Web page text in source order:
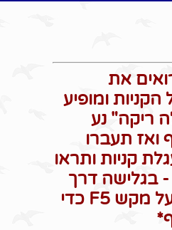
את
ומופיע
ריקה" נע
ואז תעברו
קניות ותראו
בגלישה דרך
מחשב לחצו על מקש F5 כדי